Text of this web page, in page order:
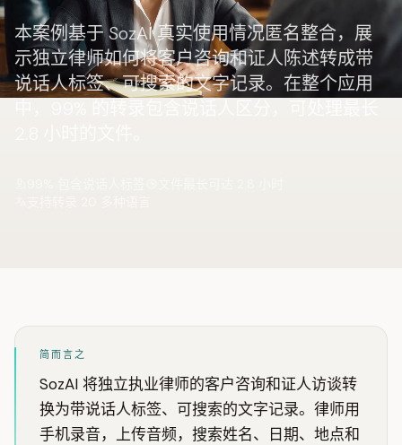
本案例基于 SozAI 真实使用情况匿名整合，展
示独立律师如何将客户咨询和证人陈述转成带
说话人标签、可搜索的文字记录。在整个应用
简而言之
SozAI 将独立执业律师的客户咨询和证人访谈转
换为带说话人标签、可搜索的文字记录。律师用
手机录音，上传音频，搜索姓名、日期、地点和